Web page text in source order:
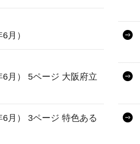
月）
月） 5ページ 大阪府立
月） 3ページ 特色ある